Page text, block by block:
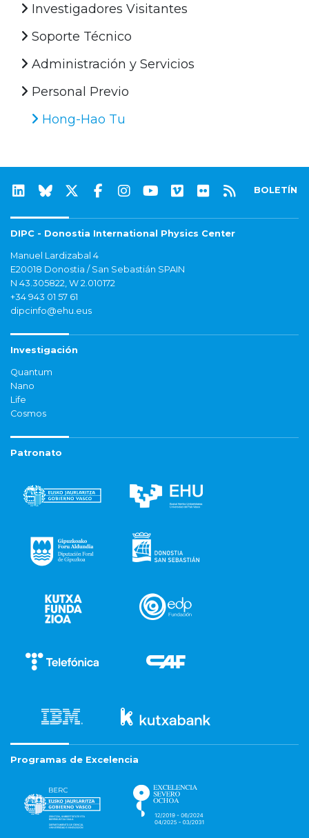
Investigadores Visitantes
Soporte Técnico
Administración y Servicios
Personal Previo
Hong-Hao Tu
BOLETÍN
DIPC - Donostia International Physics Center
Manuel Lardizabal 4
E20018 Donostia / San Sebastián SPAIN
N 43.305822, W 2.010172
+34 943 01 57 61
dipcinfo@ehu.eus
Investigación
Quantum
Nano
Life
Cosmos
Patronato
Programas de Excelencia